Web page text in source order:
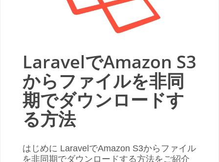
LaravelでAmazon S3
からファイルを非同
期でダウンロードす
る方法
はじめに LaravelでAmazon S3からファイル
を非同期でダウンロードする方法をご紹介